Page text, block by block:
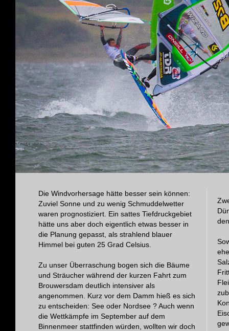
Die Windvorhersage hätte besser sein können:
Zuviel Sonne und zu wenig Schmuddelwetter
waren prognostiziert. Ein sattes Tiefdruckgebiet
hätte uns aber doch eigentlich etwas besser in
die Planung gepasst, als strahlend blauer
Himmel bei guten 25 Grad Celsius.
Zu unser Überraschung bogen sich die Bäume
und Sträucher während der kurzen Fahrt zum
Brouwersdam deutlich intensiver als
angenommen. Kurz vor dem Damm hieß es sich
zu entscheiden: See oder Nordsee ? Auch wenn
die Wettkämpfe im September auf dem
Binnenmeer stattfinden würden, wollten wir doch